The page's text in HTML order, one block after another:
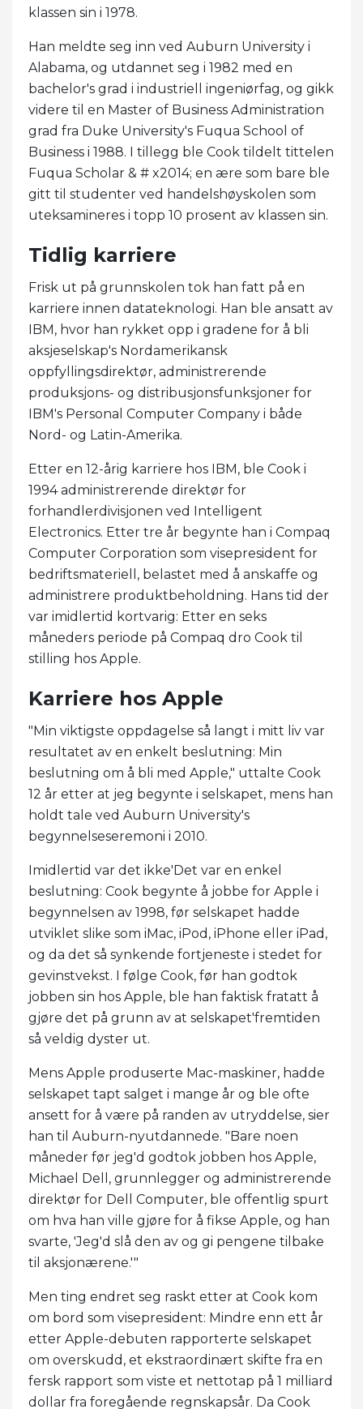
klassen sin i 1978.
Han meldte seg inn ved Auburn University i
Alabama, og utdannet seg i 1982 med en
bachelor's grad i industriell ingeniørfag, og gikk
videre til en Master of Business Administration
grad fra Duke University's Fuqua School of
Business i 1988. I tillegg ble Cook tildelt tittelen
Fuqua Scholar & # x2014; en ære som bare ble
gitt til studenter ved handelshøyskolen som
uteksamineres i topp 10 prosent av klassen sin.
Tidlig karriere
Frisk ut på grunnskolen tok han fatt på en
karriere innen datateknologi. Han ble ansatt av
IBM, hvor han rykket opp i gradene for å bli
aksjeselskap's Nordamerikansk
oppfyllingsdirektør, administrerende
produksjons- og distribusjonsfunksjoner for
IBM's Personal Computer Company i både
Nord- og Latin-Amerika.
Etter en 12-årig karriere hos IBM, ble Cook i
1994 administrerende direktør for
forhandlerdivisjonen ved Intelligent
Electronics. Etter tre år begynte han i Compaq
Computer Corporation som visepresident for
bedriftsmateriell, belastet med å anskaffe og
administrere produktbeholdning. Hans tid der
var imidlertid kortvarig: Etter en seks
måneders periode på Compaq dro Cook til
stilling hos Apple.
Karriere hos Apple
"Min viktigste oppdagelse så langt i mitt liv var
resultatet av en enkelt beslutning: Min
beslutning om å bli med Apple," uttalte Cook
12 år etter at jeg begynte i selskapet, mens han
holdt tale ved Auburn University's
begynnelseseremoni i 2010.
Imidlertid var det ikke'Det var en enkel
beslutning: Cook begynte å jobbe for Apple i
begynnelsen av 1998, før selskapet hadde
utviklet slike som iMac, iPod, iPhone eller iPad,
og da det så synkende fortjeneste i stedet for
gevinstvekst. I følge Cook, før han godtok
jobben sin hos Apple, ble han faktisk fratatt å
gjøre det på grunn av at selskapet'fremtiden
så veldig dyster ut.
Mens Apple produserte Mac-maskiner, hadde
selskapet tapt salget i mange år og ble ofte
ansett for å være på randen av utryddelse, sier
han til Auburn-nyutdannede. "Bare noen
måneder før jeg'd godtok jobben hos Apple,
Michael Dell, grunnlegger og administrerende
direktør for Dell Computer, ble offentlig spurt
om hva han ville gjøre for å fikse Apple, og han
svarte, 'Jeg'd slå den av og gi pengene tilbake
til aksjonærene.'"
Men ting endret seg raskt etter at Cook kom
om bord som visepresident: Mindre enn ett år
etter Apple-debuten rapporterte selskapet
om overskudd, et ekstraordinært skifte fra en
fersk rapport som viste et nettotap på 1 milliard
dollar fra foregående regnskapsår. Da Cook